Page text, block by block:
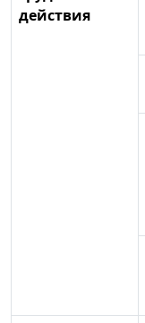
действия